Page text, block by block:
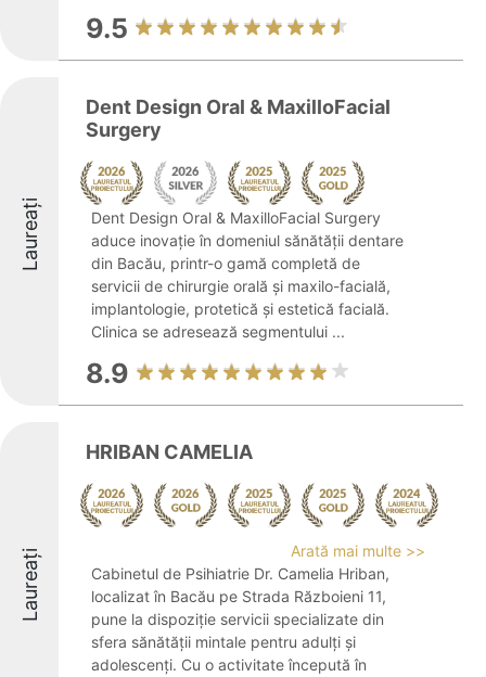
9.5
Laureați
Dent Design Oral & MaxilloFacial
Surgery
Dent Design Oral & MaxilloFacial Surgery
aduce inovație în domeniul sănătății dentare
din Bacău, printr-o gamă completă de
servicii de chirurgie orală și maxilo-facială,
implantologie, protetică și estetică facială.
Clinica se adresează segmentului ...
8.9
Laureați
HRIBAN CAMELIA
Arată mai multe >>
Cabinetul de Psihiatrie Dr. Camelia Hriban,
localizat în Bacău pe Strada Războieni 11,
pune la dispoziție servicii specializate din
sfera sănătății mintale pentru adulți și
adolescenți. Cu o activitate începută în